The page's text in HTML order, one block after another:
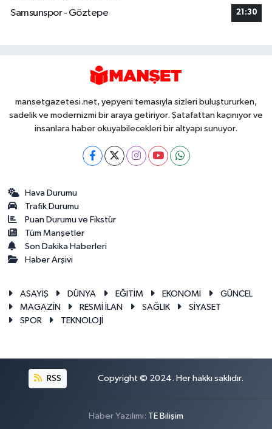
Samsunspor - Göztepe
21:30
mansetgazetesi.net, yepyeni temasıyla sizleri buluştururken,
sadelik ve modernizmi bir araya getiriyor. Şatafattan kaçınıyor ve
insanlara haber okuyabilecekleri bir altyapı sunuyor.
Hava Durumu
Trafik Durumu
Puan Durumu ve Fikstür
Tüm Manşetler
Son Dakika Haberleri
Haber Arşivi
ASAYİŞ DÜNYA EĞİTİM EKONOMİ
GÜNCEL
MAGAZİN
RESMİ İLAN SAĞLIK
SİYASET
SPOR
TEKNOLOJİ
RSS Copyright © 2024. Her hakkı saklıdır.
Haber Yazılımı: TE Bilişim